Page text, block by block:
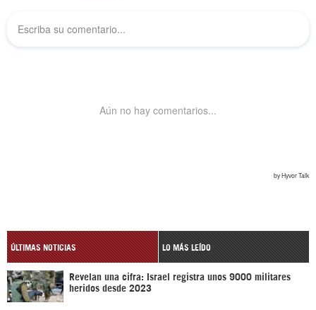
ÚLTIMAS NOTICIAS LO MÁS LEÍDO
Revelan una cifra: Israel registra unos 9000 militares
heridos desde 2023